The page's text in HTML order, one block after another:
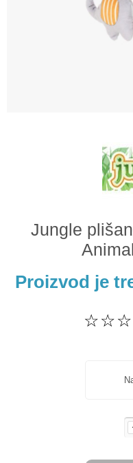
Jungle
Proizvod je
☆
☆
☆